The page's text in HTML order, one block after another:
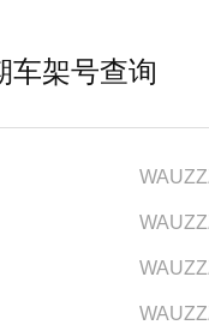
车架号查询